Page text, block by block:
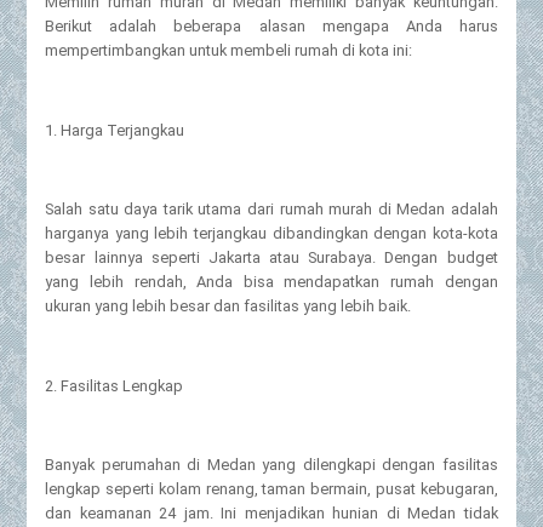
Berikut adalah beberapa alasan mengapa Anda harus
mempertimbangkan untuk membeli rumah di kota ini:
1. Harga Terjangkau
Salah satu daya tarik utama dari rumah murah di Medan adalah
harganya yang lebih terjangkau dibandingkan dengan kota-kota
besar lainnya seperti Jakarta atau Surabaya. Dengan budget
yang lebih rendah, Anda bisa mendapatkan rumah dengan
ukuran yang lebih besar dan fasilitas yang lebih baik.
2. Fasilitas Lengkap
Banyak perumahan di Medan yang dilengkapi dengan fasilitas
lengkap seperti kolam renang, taman bermain, pusat kebugaran,
dan keamanan 24 jam. Ini menjadikan hunian di Medan tidak